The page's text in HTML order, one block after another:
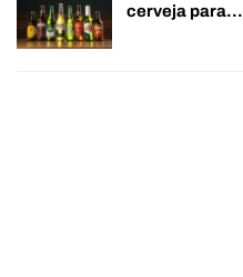
cerveja para…